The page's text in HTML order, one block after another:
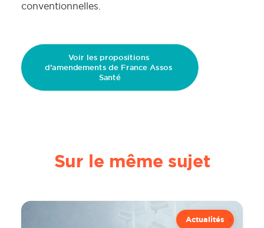
conventionnelles.
Voir les propositions
d’amendements de France Assos
Santé
Sur le même sujet
Actualités